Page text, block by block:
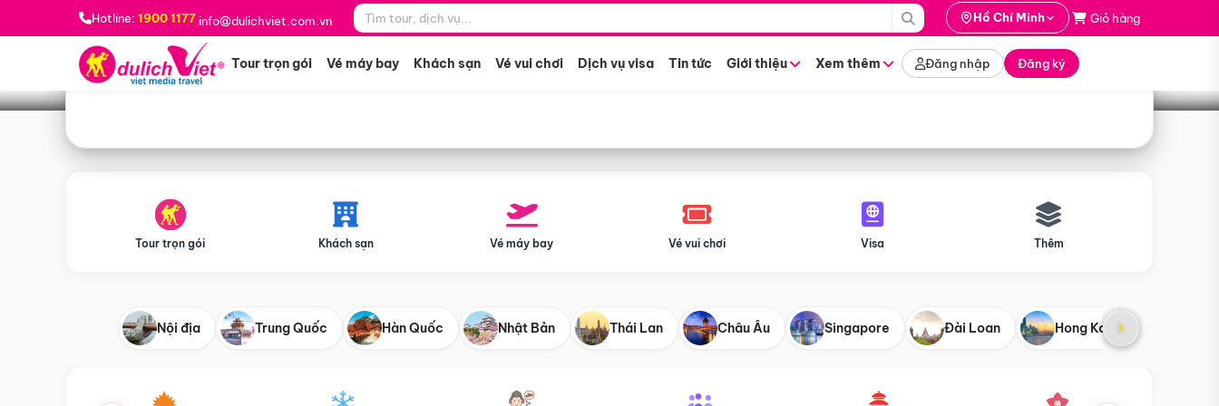
Hotline: 1900 1177 info@dulichviet.com.vn Hồ Chí Minh Giỏ hàng
Tour trọn gói Vé máy bay Khách sạn Vé vui chơi Dịch vụ visa Tin tức Giới thiệu Xem thêm Đăng nhập Đăng ký
Bạn muốn đi đâu? *
Tìm tour
Tour trọn gói Khách sạn Vé máy bay Vé vui chơi Visa Thêm
Nội địa Trung Quốc Hàn Quốc Nhật Bản Thái Lan Châu Âu Singapore Đài Loan Hong Kong